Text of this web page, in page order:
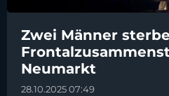
Zwei Männer
Neumarkt
28.10.2025 07:49